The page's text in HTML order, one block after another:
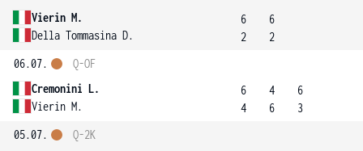
Vierin M.
Della Tommasina D.
6
2
6
2
06.07.
Cremonini L.
Vierin M.
Q-OF
6
4
4
6
6
3
05.07.
Q-2K